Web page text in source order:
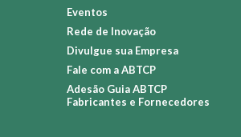
Eventos
Rede de Inovação
Divulgue sua Empresa
Fale com a ABTCP
Adesão Guia ABTCP
Fabricantes e Fornecedores